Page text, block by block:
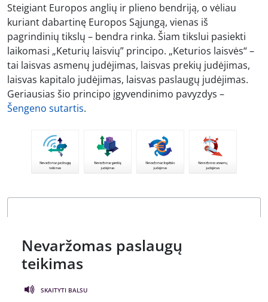
Steigiant Europos anglių ir plieno bendriją, o vėliau
kuriant dabartinę Europos Sąjungą, vienas iš
pagrindinių tikslų – bendra rinka. Šiam tikslui pasiekti
laikomasi „Keturių laisvių” principo. „Keturios laisvės“ –
tai laisvas asmenų judėjimas, laisvas prekių judėjimas,
laisvas kapitalo judėjimas, laisvas paslaugų judėjimas.
Geriausias šio principo įgyvendinimo pavyzdys –
Šengeno sutartis.
Nevaržomas paslaugų
teikimas
SKAITYTI BALSU